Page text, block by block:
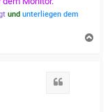
und unterliegen dem